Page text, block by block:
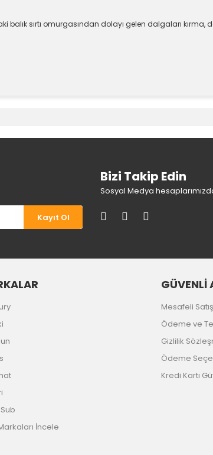
sırtı omurgasından dolayı gelen dalgaları kırma,
Kayıt Ol
Bizi Takip Edin
Sosyal Medya
İncele
GÜVENLİ
Mesafeli
Ödeme ve
Gizlilik
Ödeme
Kredi Kartı